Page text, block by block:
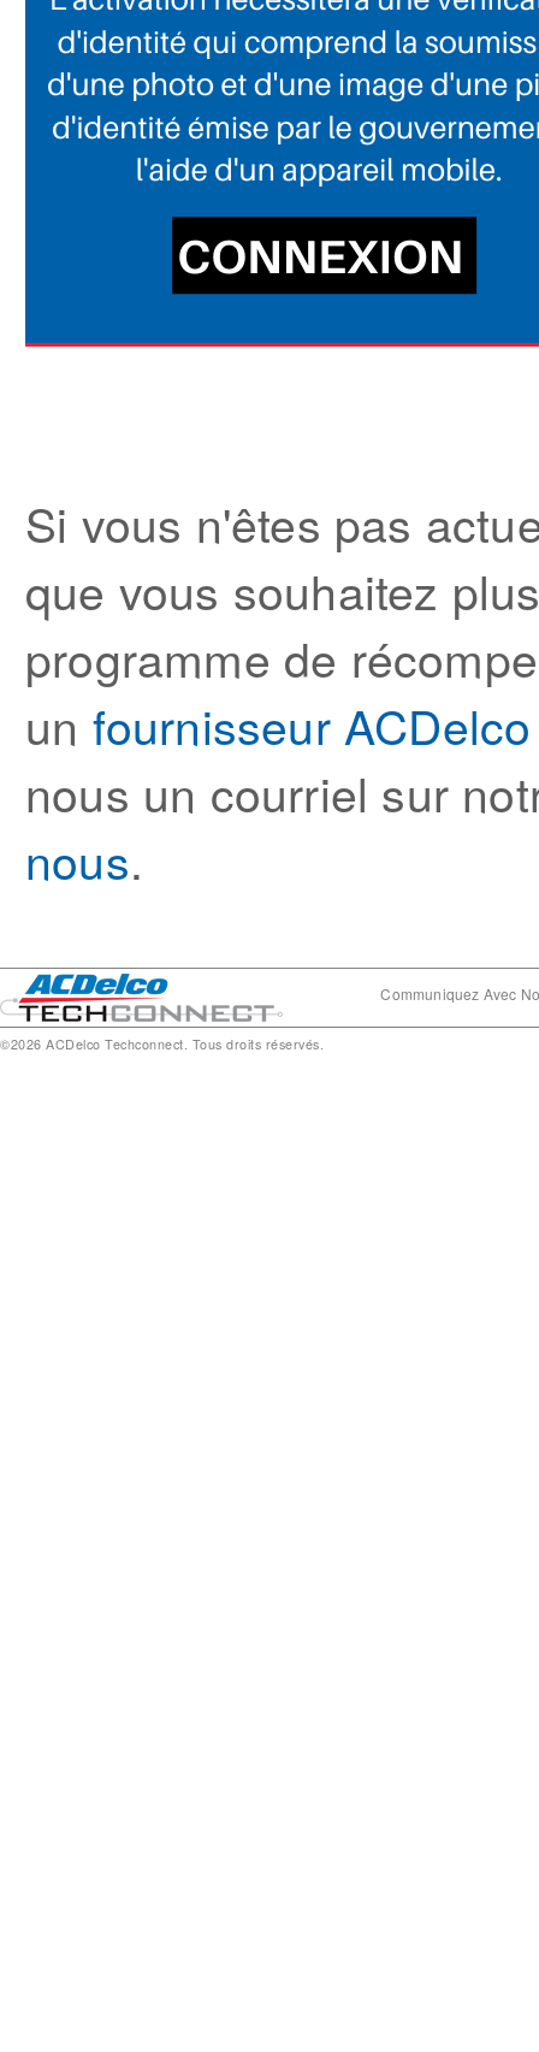
Si vous n'êtes pas
que vous souhaitez
programme de
un fournisseur ACDelco
nous un courriel sur
nous.
Communiquez Avec
©2026 ACDelco Techconnect. Tous droits réservés.